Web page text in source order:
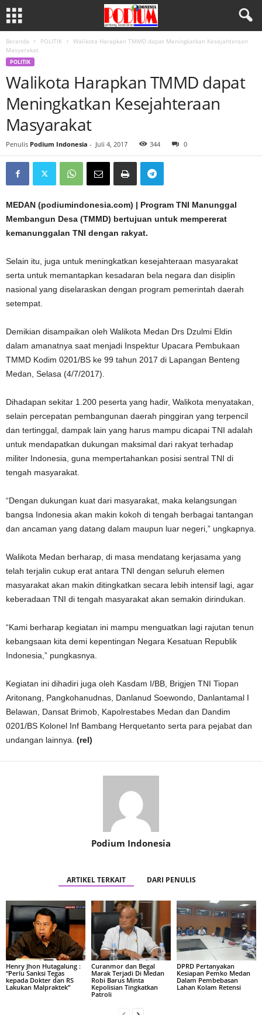
Beranda POLITIK
Walikota Harapkan TMMD dapat Meningkatkan Kesejahteraan
Masyarakat
POLITIK
Walikota Harapkan TMMD dapat
Meningkatkan Kesejahteraan
Masyarakat
Penulis Podium Indonesia - Juli 4, 2017 344 0
MEDAN (podiumindonesia.com) | Program TNI Manunggal
Membangun Desa (TMMD) bertujuan untuk mempererat
kemanunggalan TNI dengan rakyat.
Selain itu, juga untuk meningkatkan kesejahteraan masyarakat
serta untuk memantapkan kesadaran bela negara dan disiplin
nasional yang diselaraskan dengan program pemerintah daerah
setempat.
Demikian disampaikan oleh Walikota Medan Drs Dzulmi Eldin
dalam amanatnya saat menjadi Inspektur Upacara Pembukaan
TMMD Kodim 0201/BS ke 99 tahun 2017 di Lapangan Benteng
Medan, Selasa (4/7/2017).
Dihadapan sekitar 1.200 peserta yang hadir, Walikota menyatakan,
selain percepatan pembangunan daerah pinggiran yang terpencil
dan tertinggal, dampak lain yang harus mampu dicapai TNI adalah
untuk mendapatkan dukungan maksimal dari rakyat terhadap
militer Indonesia, guna mempertahankan posisi sentral TNI di
tengah masyarakat.
“Dengan dukungan kuat dari masyarakat, maka kelangsungan
bangsa Indonesia akan makin kokoh di tengah berbagai tantangan
dan ancaman yang datang dalam maupun luar negeri,” ungkapnya.
Walikota Medan berharap, di masa mendatang kerjasama yang
telah terjalin cukup erat antara TNI dengan seluruh elemen
masyarakat akan makin ditingkatkan secara lebih intensif lagi, agar
keberadaan TNI di tengah masyarakat akan semakin dirindukan.
“Kami berharap kegiatan ini mampu menguatkan lagi rajutan tenun
kebangsaan kita demi kepentingan Negara Kesatuan Republik
Indonesia,” pungkasnya.
Kegiatan ini dihadiri juga oleh Kasdam I/BB, Brigjen TNI Tiopan
Aritonang, Pangkohanudnas, Danlanud Soewondo, Danlantamal I
Belawan, Dansat Brimob, Kapolrestabes Medan dan Dandim
0201/BS Kolonel Inf Bambang Herquetanto serta para pejabat dan
undangan lainnya. (rel)
Podium Indonesia
ARTIKEL TERKAIT DARI PENULIS
Henry Jhon Hutagalung :
“Perlu Sanksi Tegas
kepada Dokter dan RS
Lakukan Malpraktek”
Curanmor dan Begal
Marak Terjadi Di Medan
Robi Barus Minta
Kepolisian Tingkatkan
Patroli
DPRD Pertanyakan
Kesiapan Pemko Medan
Dalam Pembebasan
Lahan Kolam Retensi